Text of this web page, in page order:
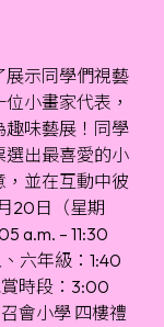
展示同學們視藝
小畫家代表，
趣味藝展！同學
選出最喜愛的小
並在互動中彼
20日（星期
a.m. – 11:30
、六年級：1:40
時段：3:00
會小學 四樓禮